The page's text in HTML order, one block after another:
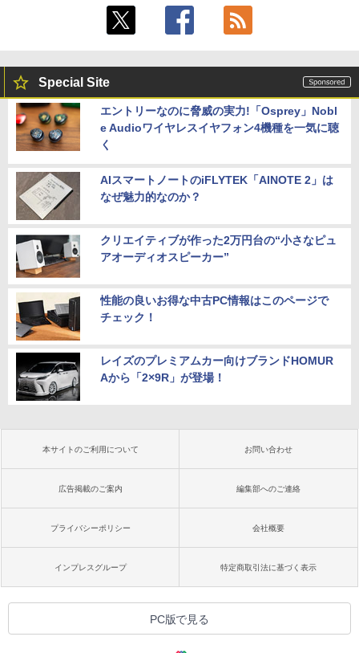
Special Site
エントリーなのに脅威の実力!「Osprey」Nobl
e Audioワイヤレスイヤフォン4機種を一気に聴
く
AIスマートノートのiFLYTEK「AINOTE 2」は
なぜ魅力的なのか？
クリエイティブが作った2万円台の“小さなピュ
アオーディオスピーカー”
性能の良いお得な中古PC情報はこのページで
チェック！
レイズのプレミアムカー向けブランドHOMUR
Aから「2×9R」が登場！
本サイトのご利用について お問い合わせ
広告掲載のご案内 編集部へのご連絡
プライバシーポリシー 会社概要
インプレスグループ 特定商取引法に基づく表示
PC版で見る